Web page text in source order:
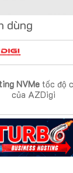
dùng
NVMe tốc độ
của AZDigi